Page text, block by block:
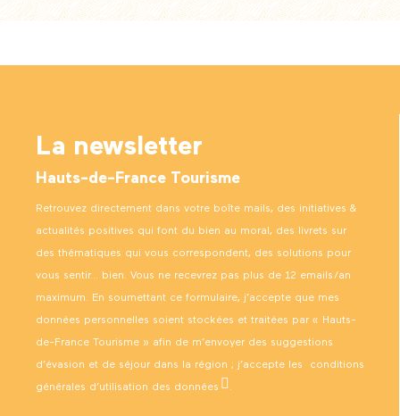
La newsletter
Hauts-de-France Tourisme
Retrouvez directement dans votre boîte mails, des initiatives &
actualités positives qui font du bien au moral, des livrets sur
des thématiques qui vous correspondent, des solutions pour
vous sentir… bien. Vous ne recevrez pas plus de 12 emails/an
maximum. En soumettant ce formulaire, j’accepte que mes
données personnelles soient stockées et traitées par « Hauts-
de-France Tourisme » afin de m’envoyer des suggestions
d’évasion et de séjour dans la région ; j’accepte les conditions
générales d’utilisation des données .